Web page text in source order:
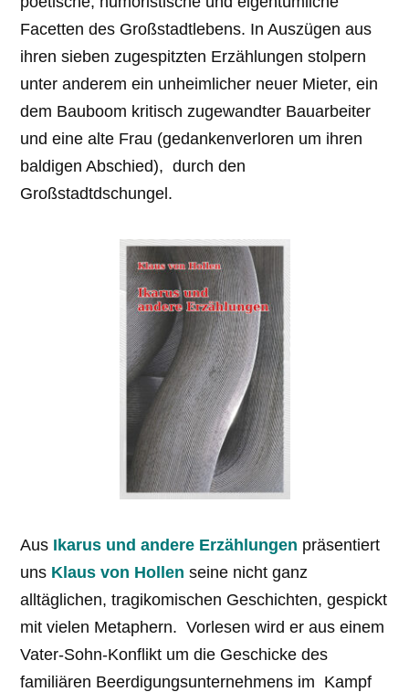
Facetten des Großstadtlebens. In Auszügen aus
ihren sieben zugespitzten Erzählungen stolpern
unter anderem ein unheimlicher neuer Mieter, ein
dem Bauboom kritisch zugewandter Bauarbeiter
und eine alte Frau (gedankenverloren um ihren
baldigen Abschied), durch den
Großstadtdschungel.
Aus Ikarus und andere Erzählungen präsentiert
uns Klaus von Hollen seine nicht ganz
alltäglichen, tragikomischen Geschichten, gespickt
mit vielen Metaphern. Vorlesen wird er aus einem
Vater-Sohn-Konflikt um die Geschicke des
familiären Beerdigungsunternehmens im Kampf